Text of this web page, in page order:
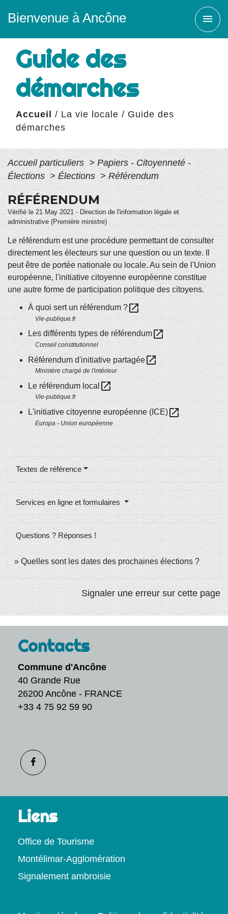
Bienvenue à Ancône menu
Guide des
démarches
Accueil / La vie locale / Guide des
démarches
Accueil particuliers > Papiers - Citoyenneté -
Élections > Élections > Référendum
RÉFÉRENDUM
Vérifié le 21 May 2021 - Direction de l'information légale et
administrative (Première ministre)
Le référendum est une procédure permettant de consulter
directement les électeurs sur une question ou un texte. Il
peut être de portée nationale ou locale. Au sein de l'Union
européenne, l'initiative citoyenne européenne constitue
une autre forme de participation politique des citoyens.
À quoi sert un référendum ?open_in_new
Vie-publique.fr
Les différents types de référendumopen_in_new
Conseil constitutionnel
Référendum d'initiative partagéeopen_in_new
Ministère chargé de l'intérieur
Le référendum local open_in_new
Vie-publique.fr
L'initiative citoyenne européenne (ICE)open_in_new
Europa - Union européenne
Textes de référence
Services en ligne et formulaires
Questions ? Réponses !
Quelles sont les dates des prochaines élections ?
Signaler une erreur sur cette page
Contacts
Commune d'Ancône
40 Grande Rue
26200 Ancône - FRANCE
+33 4 75 92 59 90
Liens
Office de Tourisme
Montélimar-Agglomération
Signalement ambroisie